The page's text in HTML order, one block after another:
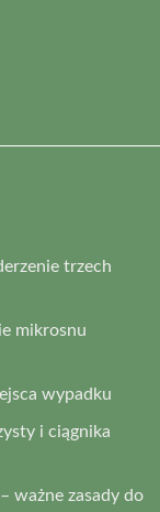
trzech
mikrosnu
wypadku
i ciągnika
ważne zasady do